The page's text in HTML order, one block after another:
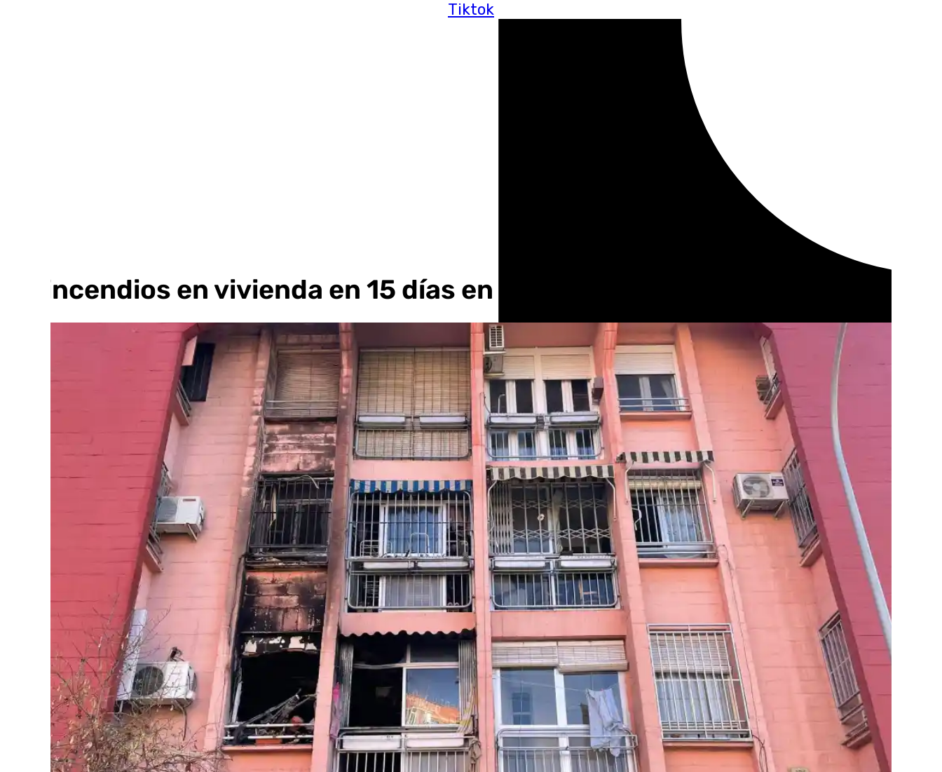
Tiktok
23 incendios en vivienda en 15 días en Granada y su área metropolitana